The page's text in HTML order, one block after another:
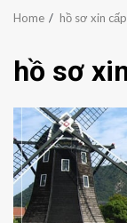
Home hồ sơ xin
hồ sơ